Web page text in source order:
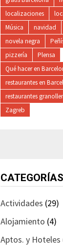
localizaciones
Música
navidad
novela negra
pizzería
Plensa
Qué hacer en
restaurantes en
restaurantes
Zagreb
CATEGORÍAS
Actividades (29)
Alojamiento (4)
Aptos. y Hoteles